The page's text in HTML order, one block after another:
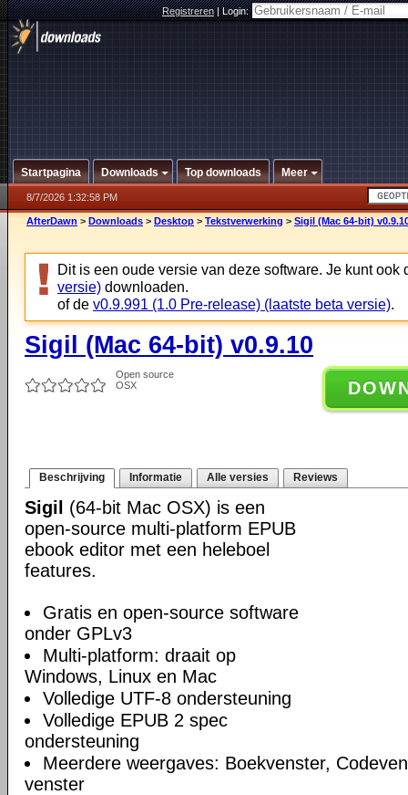
Registreren|Login:
Startpagina Downloads Top downloads Meer
8/7/2026 1:32:58 PM
AfterDawn > Downloads > Desktop > Tekstverwerking > Sigil (Mac 64-bit)
Dit is een oude versie van deze software. Je kunt ook
versie) downloaden.
of de v0.9.991 (1.0 Pre-release) (laatste beta versie).
Sigil (Mac 64-bit) v0.9.10
Open source
OSX
Beschrijving Informatie Alle versies Reviews
Sigil
(64-bit Mac OSX) is een
open-source multi-platform EPUB
ebook editor met een heleboel
features.
Gratis en open-source software
onder GPLv3
Multi-platform: draait op
Windows, Linux en Mac
Volledige UTF-8 ondersteuning
Volledige EPUB 2 spec
ondersteuning
Meerdere weergaves: Boekvenster,
venster